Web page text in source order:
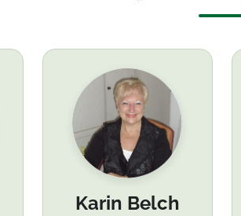
Karin Belch